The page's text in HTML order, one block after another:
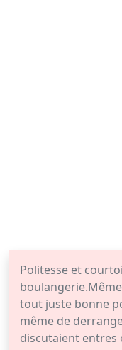
Politesse et
tout juste bonne
même de
discutaient entres